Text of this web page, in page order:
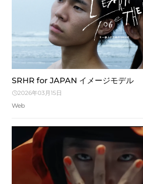
SRHR for JAPAN イメージモデル
2026年03月15日
Web